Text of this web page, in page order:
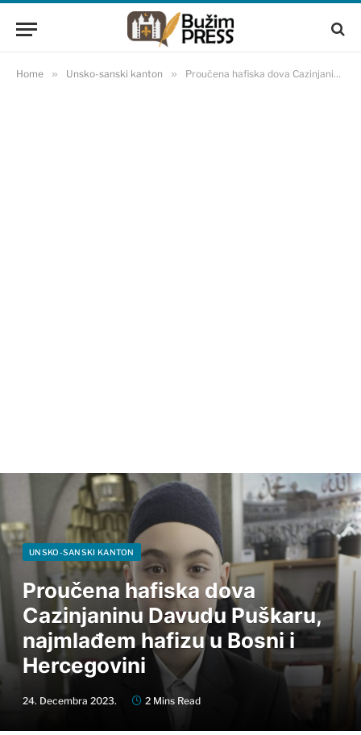
Home » Unsko-sanski kanton » Proučena hafiska dova Cazinjaninu Davudu Puškaru, najmlađem hafizu u Bosni i Hercegovini
UNSKO-SANSKI KANTON
Proučena hafiska dova
Cazinjaninu Davudu Puškaru,
najmlađem hafizu u Bosni i
Hercegovini
24. Decembra 2023. 2 Mins Read